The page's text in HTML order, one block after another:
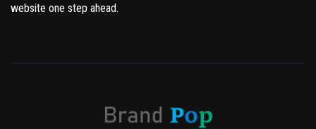
website one step ahead.